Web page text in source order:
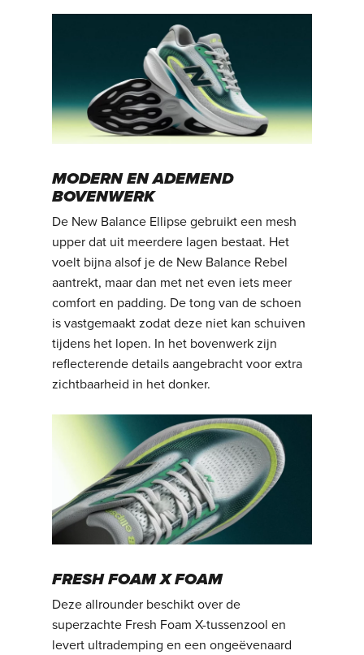
MODERN EN ADEMEND
BOVENWERK
De New Balance Ellipse gebruikt een mesh
upper dat uit meerdere lagen bestaat. Het
voelt bijna alsof je de New Balance Rebel
aantrekt, maar dan met net even iets meer
comfort en padding. De tong van de schoen
is vastgemaakt zodat deze niet kan schuiven
tijdens het lopen. In het bovenwerk zijn
reflecterende details aangebracht voor extra
zichtbaarheid in het donker.
FRESH FOAM X FOAM
Deze allrounder beschikt over de
superzachte Fresh Foam X-tussenzool en
levert ultrademping en een ongeëvenaard